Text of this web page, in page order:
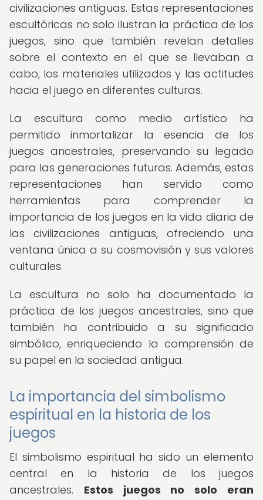
civilizaciones antiguas. Estas representaciones
escultóricas no solo ilustran la práctica de los
juegos, sino que también revelan detalles
sobre el contexto en el que se llevaban a
cabo, los materiales utilizados y las actitudes
hacia el juego en diferentes culturas.
La escultura como medio artístico ha
permitido inmortalizar la esencia de los
juegos ancestrales, preservando su legado
para las generaciones futuras. Además, estas
representaciones han servido como
herramientas para comprender la
importancia de los juegos en la vida diaria de
las civilizaciones antiguas, ofreciendo una
ventana única a su cosmovisión y sus valores
culturales.
La escultura no solo ha documentado la
práctica de los juegos ancestrales, sino que
también ha contribuido a su significado
simbólico, enriqueciendo la comprensión de
su papel en la sociedad antigua.
La importancia del simbolismo
espiritual en la historia de los
juegos
El simbolismo espiritual ha sido un elemento
central en la historia de los juegos
ancestrales. Estos juegos no solo eran